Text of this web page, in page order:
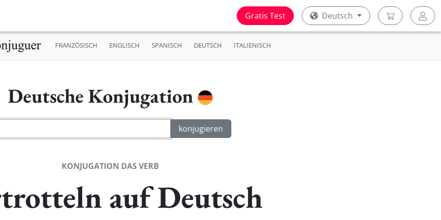
Gratis Test Deutsch
FRANZÖSISCH ENGLISCH SPANISCH DEUTSCH ITALIENISCH
Deutsche Konjugation
KONJUGATION DAS VERB
auf Deutsch